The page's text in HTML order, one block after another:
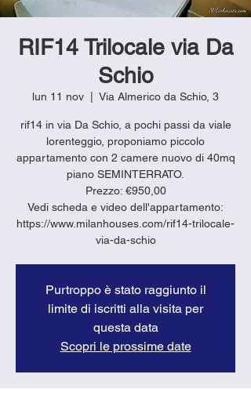
RIF14 Trilocale via Da
Schio
lun 11 nov Via Almerico da Schio, 3
rif14 in via Da Schio, a pochi passi da viale
lorenteggio, proponiamo piccolo
appartamento con 2 camere nuovo di 40mq
piano SEMINTERRATO.
Prezzo: €950,00
Vedi scheda e video dell'appartamento:
https://www.milanhouses.com/rif14-trilocale-
via-da-schio
Purtroppo è stato raggiunto il
limite di iscritti alla visita per
questa data
Scopri le prossime date